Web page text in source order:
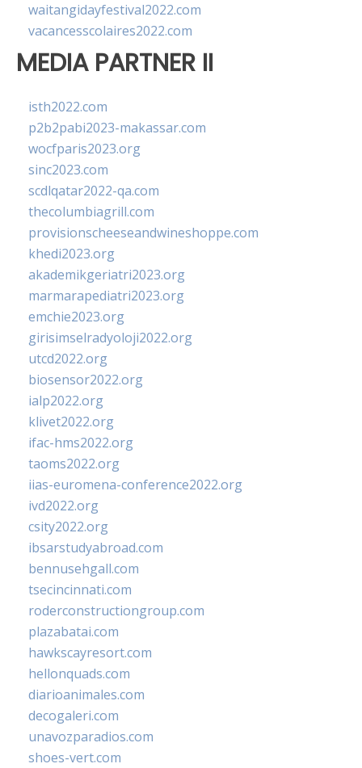
waitangidayfestival2022.com
vacancesscolaires2022.com
MEDIA PARTNER II
isth2022.com
p2b2pabi2023-makassar.com
wocfparis2023.org
sinc2023.com
scdlqatar2022-qa.com
thecolumbiagrill.com
provisionscheeseandwineshoppe.com
khedi2023.org
akademikgeriatri2023.org
marmarapediatri2023.org
emchie2023.org
girisimselradyoloji2022.org
utcd2022.org
biosensor2022.org
ialp2022.org
klivet2022.org
ifac-hms2022.org
taoms2022.org
iias-euromena-conference2022.org
ivd2022.org
csity2022.org
ibsarstudyabroad.com
bennusehgall.com
tsecincinnati.com
roderconstructiongroup.com
plazabatai.com
hawkscayresort.com
hellonquads.com
diarioanimales.com
decogaleri.com
unavozparadios.com
shoes-vert.com